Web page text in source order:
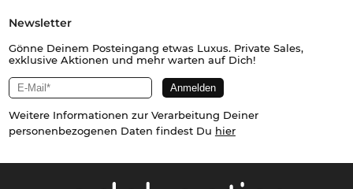
Newsletter
Gönne Deinem Posteingang etwas Luxus. Private Sales,
exklusive Aktionen und mehr warten auf Dich!
Weitere Informationen zur Verarbeitung Deiner
personenbezogenen Daten findest Du hier